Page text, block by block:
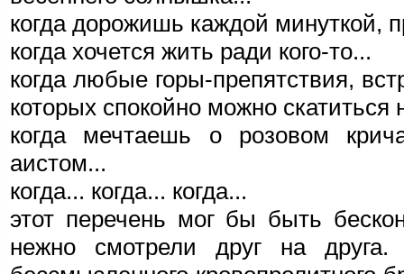
когда дорожишь каждой минуткой,
когда хочется жить ради кого-то...
когда любые горы-препятствия,
которых спокойно можно
когда мечтаешь о розовом
аистом...
когда... когда... когда...
этот перечень мог бы быть
нежно смотрели друг на